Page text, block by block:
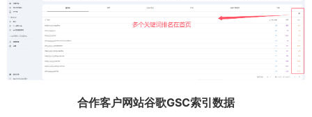
合作客户网站谷歌GSC索引数据